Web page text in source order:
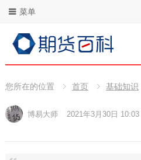
菜单
您所在的位置 首页 基础知识
博易大师 2021年3月30日 10:03